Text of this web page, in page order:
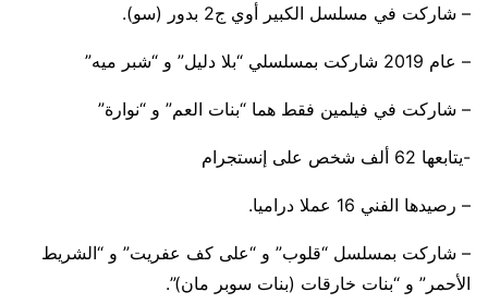
– شاركت في مسلسل الكبير أوي ج2 بدور (سو).
– عام 2019 شاركت بمسلسلي “بلا دليل” و “شبر ميه”
– شاركت في فيلمين فقط هما “بنات العم” و “نوارة”
-يتابعها 62 ألف شخص على إنستجرام
– رصيدها الفني 16 عملا دراميا.
– شاركت بمسلسل “قلوب” و “على كف عفريت” و “الشريط
الأحمر” و “بنات خارقات (بنات سوبر مان)”.